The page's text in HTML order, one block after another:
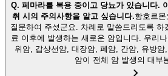
Q. 페마라를 복용 중이고 당뇨가 있습니다.
취 시의 주의사항을 알고 싶습니다.항호르
질문하여 주셨군요. 차례로 말씀드리도록 하겠습니다. 1. 이
료 이후에 발생하는 새로운 암입니다. 우리
위암, 갑상선암, 대장암, 폐암, 간암, 유방암
암이 전체 암 발생의 대부